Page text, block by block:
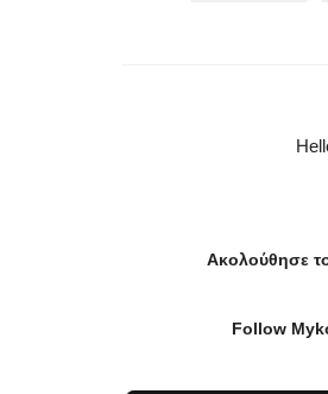
Ακολούθησε
Follow